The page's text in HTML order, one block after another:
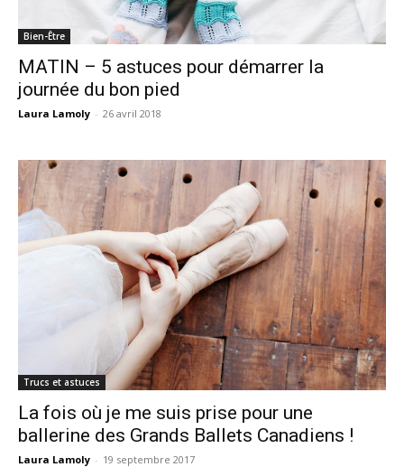
Bien-Être
MATIN – 5 astuces pour démarrer la
journée du bon pied
Laura Lamoly - 26 avril 2018
Trucs et astuces
La fois où je me suis prise pour une
ballerine des Grands Ballets Canadiens !
Laura Lamoly - 19 septembre 2017